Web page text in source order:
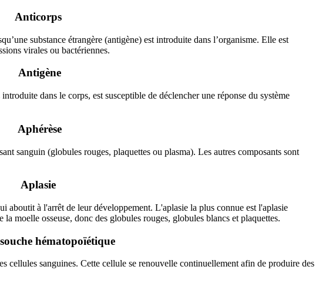
Anticorps
substance étrangère (antigène) est introduite dans l’organisme. Elle est
virales ou bactériennes.
Antigène
dans le corps, est susceptible de déclencher une réponse du système
Aphérèse
sanguin (globules rouges, plaquettes ou plasma). Les autres composants sont
Aplasie
aboutit à l'arrêt de leur développement. L'aplasie la plus connue est l'aplasie
moelle osseuse, donc des globules rouges, globules blancs et plaquettes.
hématopoïétique
cellules sanguines. Cette cellule se renouvelle continuellement afin de produire des